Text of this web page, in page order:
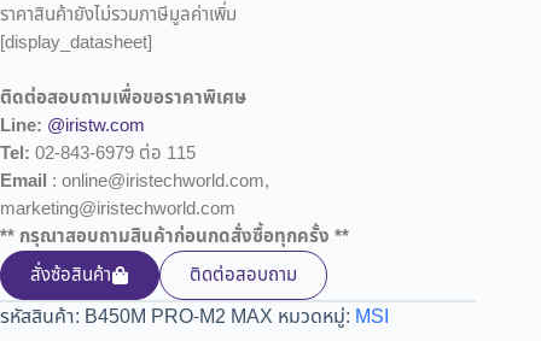
ราคาสินค้ายังไม่รวมภาษีมูลค่าเพิ่ม
[display_datasheet]
ติดต่อสอบถามเพื่อขอราคาพิเศษ
Line: @iristw.com
Tel: 02-843-6979 ต่อ 115
Email : online@iristechworld.com,
marketing@iristechworld.com
** กรุณาสอบถามสินค้าก่อนกดสั่งซื้อทุกครั้ง **
สั่งซ้อสินค้า
ติดต่อสอบถาม
รหัสสินค้า: B450M PRO-M2 MAX หมวดหมู่: MSI